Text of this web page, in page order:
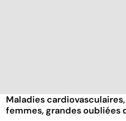
Maladies
femmes, grandes oubliées